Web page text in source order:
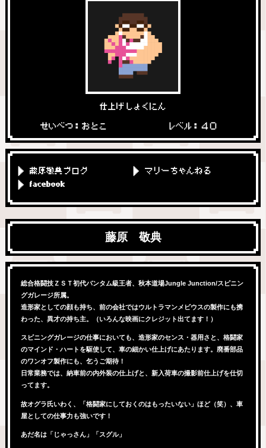
仕上げしょくにん
せいべつ：おとこ レベル：４０
藤原敬典ブログ マリーちゃんねる
facebook
藤原 敬典
総合格闘技ＺＳＴ初代バンタム級王者、秋本道場Jungle Junction/スピニン
グガレージ所属。
造形家としての顔も持ち、前の会社ではウルトラマンメビウスの製作にも携
わった、異才の持ち主。（いろんな映画にクレジット出てます！）
スピニングガレージの仕事においても、造形家のセンス・器用さと、格闘家
のマインド・ハートを駆使して、車の細かい仕上げにあたります。廃番部品
のワンオフ製作にも、乞うご期待！
日常業務では、納車前の内外装の仕上げと、新入荷車の撮影前仕上げを仕切
ってます。
故オグラ氏いわく、「格闘家にしておくのはもったいない」ほど（笑）、車
屋としての仕事力も強いです！
あだ名は「じゃっさん」「スグル」